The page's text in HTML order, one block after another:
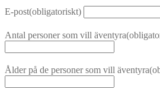
E-post(obligatoriskt)
Antal personer som vill äventyra
Ålder på de personer som vill äventyra